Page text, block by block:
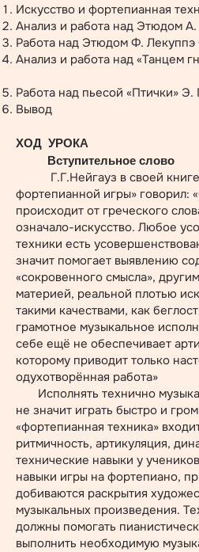
Искусство и фортепианная
Анализ и работа над Этюдом
Работа над Этюдом Ф. Лекуппэ
Анализ и работа над «Танцем
Работа над пьесой «Птички» Э.
Вывод
ХОД УРОКА
Вступительное слово
Г.Г.Нейгауз в своей книге
фортепианной игры» говорил:
происходит от греческого
означало-искусство. Любое
техники есть
значит помогает выявлению
«сокровенного смысла»,
материей, реальной плотью
такими качествами, как
грамотное музыкальное
себе ещё не обеспечивает
которому приводит только
одухотворённая работа»
Исполнять технично
не значит играть быстро и
«фортепианная техника»
ритмичность, артикуляция,
технические навыки у
навыки игры на фортепиано,
добиваются раскрытия
музыкальных произведения.
должны помогать
выполнить необходимую